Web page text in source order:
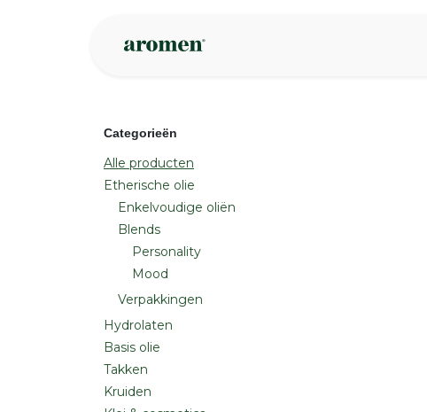
Categorieën
Alle producten
Etherische olie
Enkelvoudige oliën
Blends
Personality
Mood
Verpakkingen
Hydrolaten
Basis olie
Takken
Kruiden